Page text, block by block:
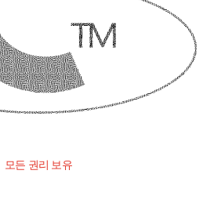
모든 권리 보유